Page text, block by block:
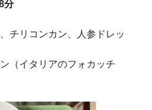
分
チリコンカン、人参ドレッ
（イタリアのフォカッチ